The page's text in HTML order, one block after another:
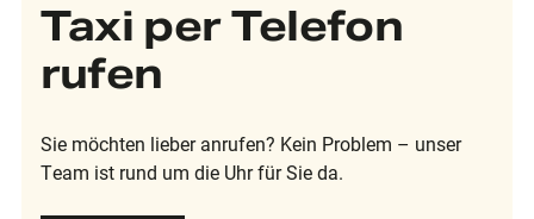
Taxi per Telefon
rufen
Sie möchten lieber anrufen? Kein Problem – unser
Team ist rund um die Uhr für Sie da.